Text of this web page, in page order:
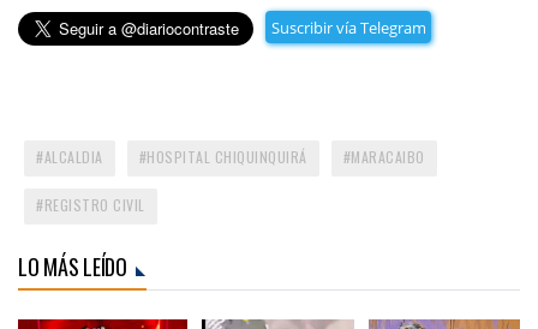
Suscribir vía Telegram
ALCALDIA HOSPITAL CHIQUINQUIRÁ MARACAIBO
REGISTRO CIVIL
LO MÁS LEÍDO